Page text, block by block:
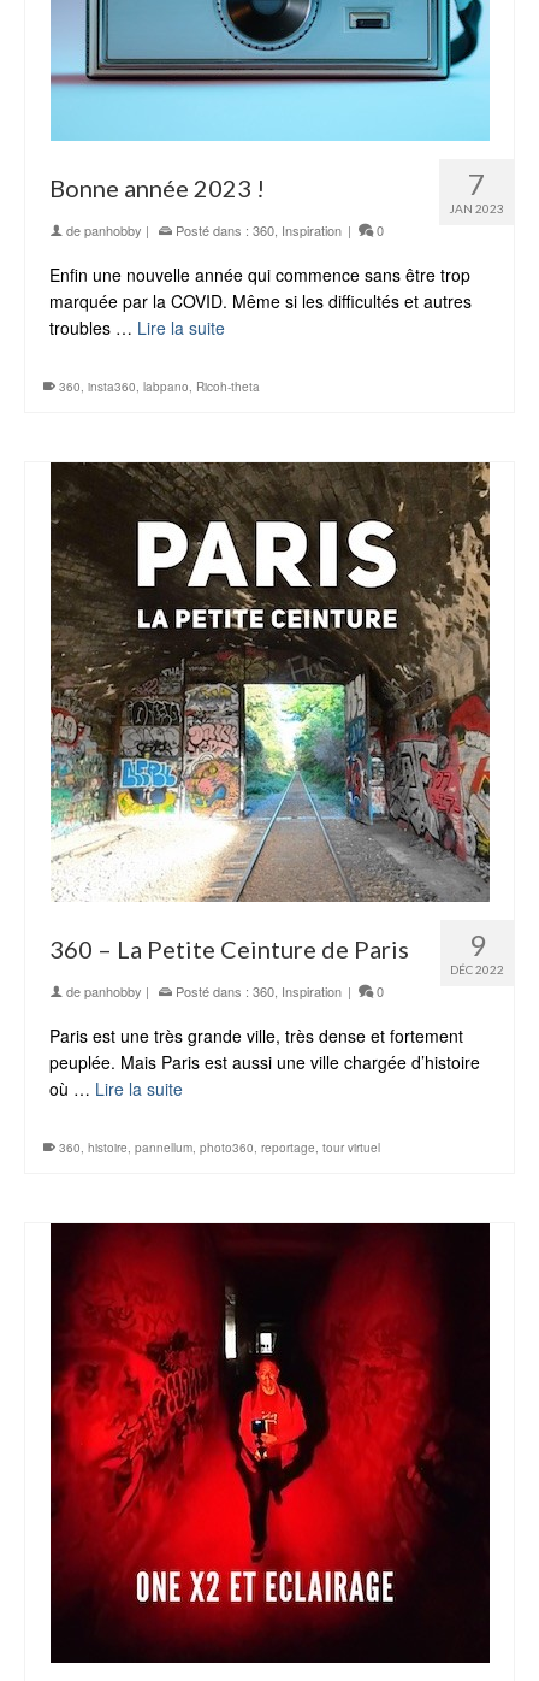
7
JAN 2023
Bonne année 2023 !
depanhobby | Posté dans : 360 Inspiration | 0
Enfin une nouvelle année qui commence sans être trop
marquée par la COVID. Même si les difficultés et autres
troubles … Lire la suite
360, insta360, labpano, Ricoh-theta
9
DÉC 2022
360 – La Petite Ceinture de Paris
depanhobby | Posté dans : 360 Inspiration | 0
Paris est une très grande ville, très dense et fortement
peuplée. Mais Paris est aussi une ville chargée d’histoire
où … Lire la suite
360, histoire, pannellum, photo360, reportage, tour virtuel